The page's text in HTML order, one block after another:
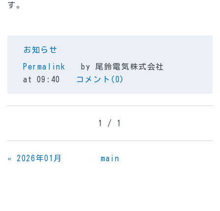
す。
お知らせ
Permalink
by 尾鈴電気株式会社
at 09:40
コメント(0)
1 / 1
« 2026年01月 main